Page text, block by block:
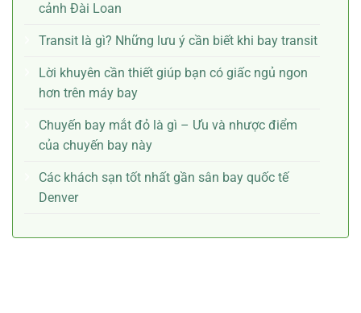
cảnh Đài Loan
Transit là gì? Những lưu ý cần biết khi bay transit
Lời khuyên cần thiết giúp bạn có giấc ngủ ngon
hơn trên máy bay
Chuyến bay mắt đỏ là gì – Ưu và nhược điểm
của chuyến bay này
Các khách sạn tốt nhất gần sân bay quốc tế
Denver